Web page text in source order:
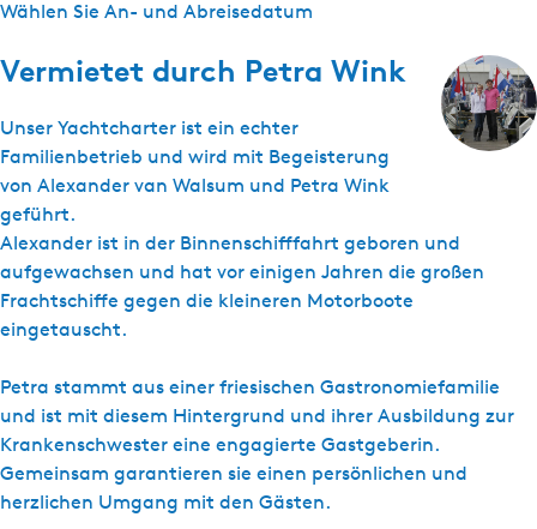
Wählen Sie An- und Abreisedatum
Vermietet durch Petra Wink
Unser Yachtcharter ist ein echter
Familienbetrieb und wird mit Begeisterung
von Alexander van Walsum und Petra Wink
geführt.
Alexander ist in der Binnenschifffahrt geboren und
aufgewachsen und hat vor einigen Jahren die großen
Frachtschiffe gegen die kleineren Motorboote
eingetauscht.
Petra stammt aus einer friesischen Gastronomiefamilie
und ist mit diesem Hintergrund und ihrer Ausbildung zur
Krankenschwester eine engagierte Gastgeberin.
Gemeinsam garantieren sie einen persönlichen und
herzlichen Umgang mit den Gästen.